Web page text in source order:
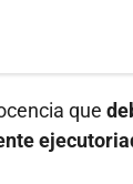
que